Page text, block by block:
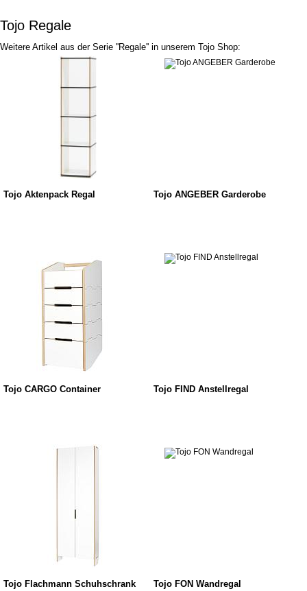
Tojo Regale
Weitere Artikel aus der Serie ''Regale'' in unserem Tojo Shop:
Tojo Aktenpack Regal Tojo ANGEBER Garderobe
Tojo CARGO Container Tojo FIND Anstellregal
Tojo Flachmann Schuhschrank Tojo FON Wandregal